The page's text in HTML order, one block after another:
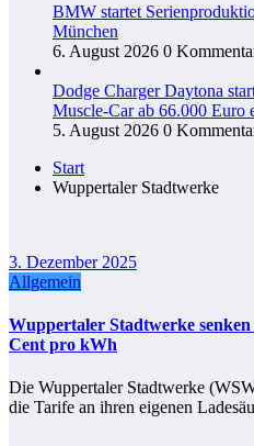
BMW startet
München
6. August 2026 0
Dodge Charger Daytona
Muscle-Car ab 66.000 Euro
5. August 2026 0
Start
Wuppertaler Stadtwerke
3. Dezember 2025
Allgemein
Wuppertaler Stadtwerke
Cent pro kWh
Die Wuppertaler Stadtwerke
die Tarife an ihren eigenen